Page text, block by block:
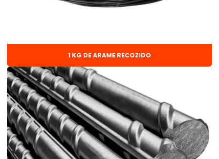
Arame solda mig sem gás
Barra chata 3 8
Barra mecânica 1 2
Barra redonda
Barra de vergalhão
Barra de vergalhão 3 8
1 KG DE ARAME RECOZIDO